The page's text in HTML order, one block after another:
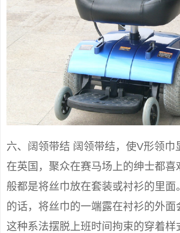
六、阔领带结 阔领带结，使V形领巾
在英国，聚众在赛马场上的绅士都喜
般都是将丝巾放在套装或衬衫的里面
的话，将丝巾的一端露在衬衫的外面
这种系法摆脱上班时间拘束的穿着样